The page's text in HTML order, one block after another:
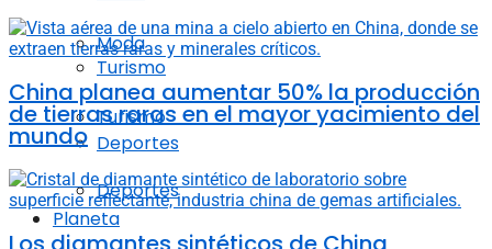
Turismo
Deportes
Planeta
Moda
Turismo
Deportes
China planea aumentar 50% la producción
de tierras raras en el mayor yacimiento del
mundo